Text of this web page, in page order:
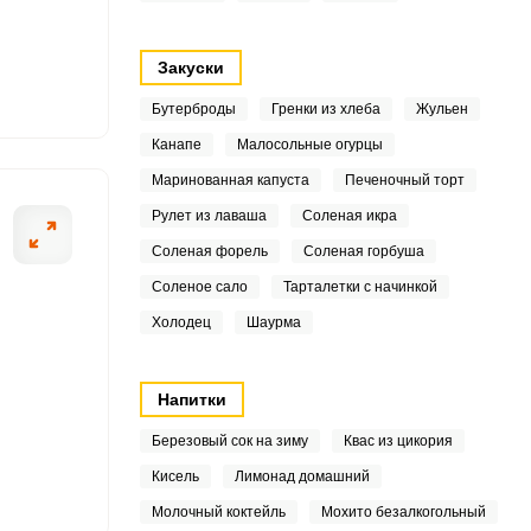
Закуски
Бутерброды Гренки из хлеба Жульен
Канапе Малосольные огурцы
Маринованная капуста Печеночный торт
Рулет из лаваша Соленая икра
Соленая форель Соленая горбуша
Соленое сало Тарталетки с начинкой
Холодец Шаурма
Напитки
Березовый сок на зиму Квас из цикория
Кисель Лимонад домашний
Молочный коктейль Мохито безалкогольный
сковороде?